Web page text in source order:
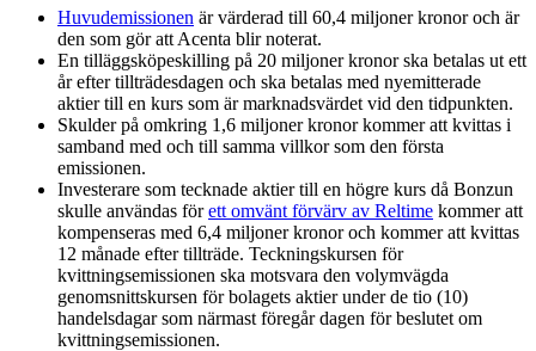
Huvudemissionen är värderad till 60,4 miljoner kronor och är
den som gör att Acenta blir noterat.
En tilläggsköpeskilling på 20 miljoner kronor ska betalas ut ett
år efter tillträdesdagen och ska betalas med nyemitterade
aktier till en kurs som är marknadsvärdet vid den tidpunkten.
Skulder på omkring 1,6 miljoner kronor kommer att kvittas i
samband med och till samma villkor som den första
emissionen.
Investerare som tecknade aktier till en högre kurs då Bonzun
skulle användas förett omvänt förvärv av Reltime kommer att
kompenseras med 6,4 miljoner kronor och kommer att kvittas
12 månade efter tillträde. Teckningskursen för
kvittningsemissionen ska motsvara den volymvägda
genomsnittskursen för bolagets aktier under de tio (10)
handelsdagar som närmast föregår dagen för beslutet om
kvittningsemissionen.